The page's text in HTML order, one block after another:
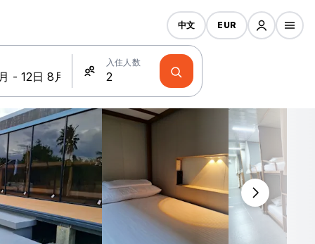
入住人数
中文 EUR